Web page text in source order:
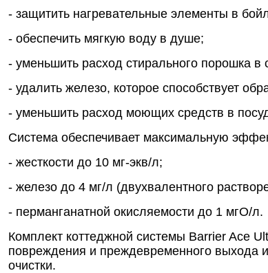
- защитить нагревательные элементы в
- обеспечить мягкую воду в душе;
- уменьшить расход стирального порошка в
- удалить железо, которое способствует
- уменьшить расход моющих средств в
Система обеспечивает максимальную
- жесткости до 10 мг-экв/л;
- железо до 4 мг/л (двухвалентного
- перманганатной окисляемости до 1 мгО/л.
Комплект коттеджной системы Barrier Ace
повреждения и преждевременного выхода
очистки.